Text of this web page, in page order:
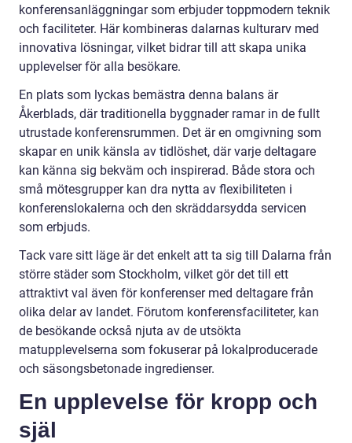
konferensanläggningar som erbjuder toppmodern teknik
och faciliteter. Här kombineras dalarnas kulturarv med
innovativa lösningar, vilket bidrar till att skapa unika
upplevelser för alla besökare.
En plats som lyckas bemästra denna balans är
Åkerblads, där traditionella byggnader ramar in de fullt
utrustade konferensrummen. Det är en omgivning som
skapar en unik känsla av tidlöshet, där varje deltagare
kan känna sig bekväm och inspirerad. Både stora och
små mötesgrupper kan dra nytta av flexibiliteten i
konferenslokalerna och den skräddarsydda servicen
som erbjuds.
Tack vare sitt läge är det enkelt att ta sig till Dalarna från
större städer som Stockholm, vilket gör det till ett
attraktivt val även för konferenser med deltagare från
olika delar av landet. Förutom konferensfaciliteter, kan
de besökande också njuta av de utsökta
matupplevelserna som fokuserar på lokalproducerade
och säsongsbetonade ingredienser.
En upplevelse för kropp och
själ